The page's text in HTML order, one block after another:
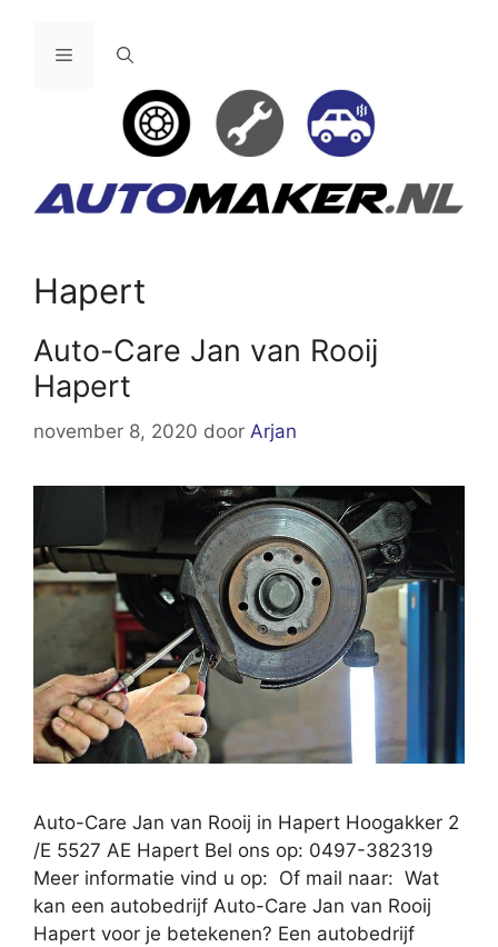
Menu
Hapert
Auto-Care Jan van Rooij
Hapert
november 8, 2020 door Arjan
Auto-Care Jan van Rooij in Hapert Hoogakker 2
/E 5527 AE Hapert Bel ons op: 0497-382319
Meer informatie vind u op: Of mail naar: Wat
kan een autobedrijf Auto-Care Jan van Rooij
Hapert voor je betekenen? Een autobedrijf